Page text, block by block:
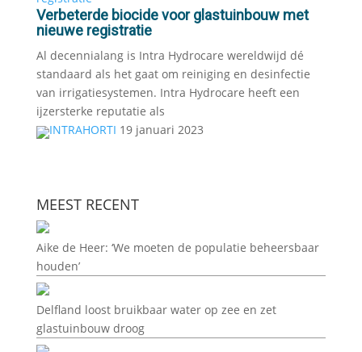
Verbeterde biocide voor glastuinbouw met
nieuwe registratie
Al decennialang is Intra Hydrocare wereldwijd dé
standaard als het gaat om reiniging en desinfectie
van irrigatiesystemen. Intra Hydrocare heeft een
ijzersterke reputatie als
INTRAHORTI 19 januari 2023
MEEST RECENT
Aike de Heer: ‘We moeten de populatie beheersbaar
houden’
Delfland loost bruikbaar water op zee en zet
glastuinbouw droog